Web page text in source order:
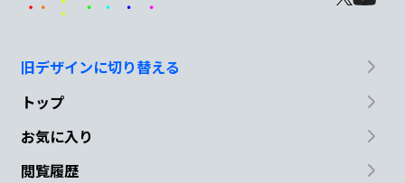
旧デザインに切り替える
トップ
お気に入り
閲覧履歴